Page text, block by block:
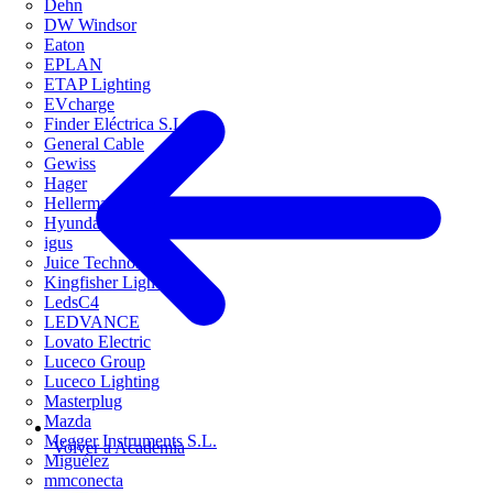
Dehn
DW Windsor
Eaton
EPLAN
ETAP Lighting
EVcharge
Finder Eléctrica S.L.U
General Cable
Gewiss
Hager
HellermannTyton
Hyundai Electric
igus
Juice Technology
Kingfisher Lighting
LedsC4
LEDVANCE
Lovato Electric
Luceco Group
Luceco Lighting
Masterplug
Mazda
Megger Instruments S.L.
Miguélez
mmconecta
Volver a Academia